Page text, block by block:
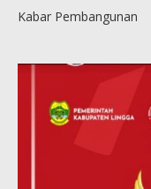
Kabar Pembangunan